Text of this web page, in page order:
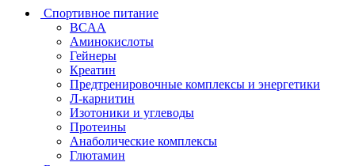
Спортивное питание
BCAA
Аминокислоты
Гейнеры
Креатин
Предтренировочные комплексы и энергетики
Л-карнитин
Изотоники и углеводы
Протеины
Анаболические комплексы
Глютамин